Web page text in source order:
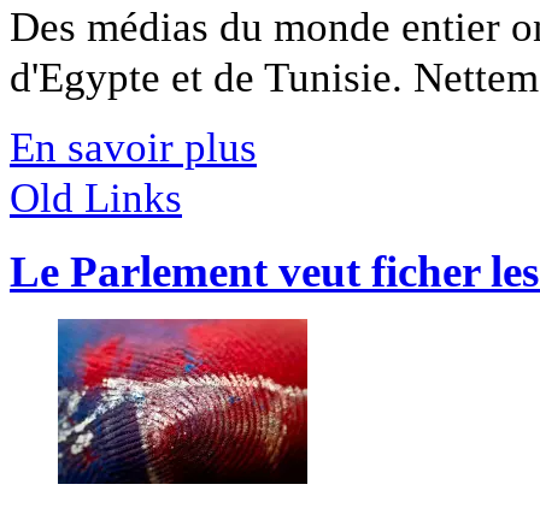
Des médias du monde entier
d'Egypte et de Tunisie.
En savoir plus
Old Links
Le Parlement veut ficher